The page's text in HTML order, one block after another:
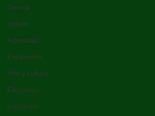
Ciencia
Videos
Actualidad
Entrevistas
Arte y cultura
Educación
educación